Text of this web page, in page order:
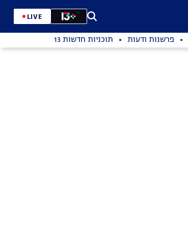
LIVE
פרשנות ודעות תוכניות חדשות 13